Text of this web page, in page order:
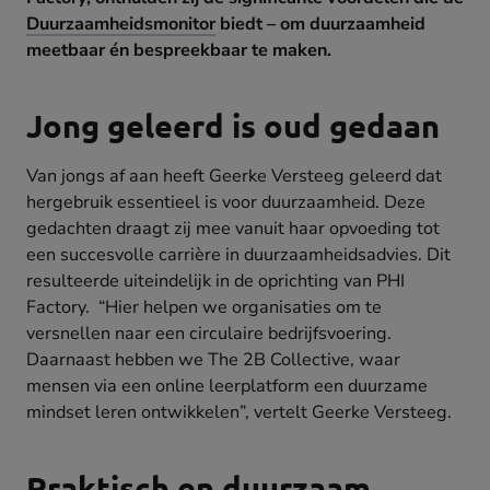
Duurzaamheidsmonitor biedt – om duurzaamheid
meetbaar én bespreekbaar te maken.
Jong geleerd is oud gedaan
Van jongs af aan heeft Geerke Versteeg geleerd dat
hergebruik essentieel is voor duurzaamheid. Deze
gedachten draagt zij mee vanuit haar opvoeding tot
een succesvolle carrière in duurzaamheidsadvies. Dit
resulteerde uiteindelijk in de oprichting van PHI
Factory. “Hier helpen we organisaties om te
versnellen naar een circulaire bedrijfsvoering.
Daarnaast hebben we The 2B Collective, waar
mensen via een online leerplatform een duurzame
mindset leren ontwikkelen”, vertelt Geerke Versteeg.